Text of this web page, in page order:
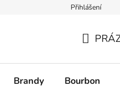
Přihlášení
KOŠÍK
Brandy Bourbon